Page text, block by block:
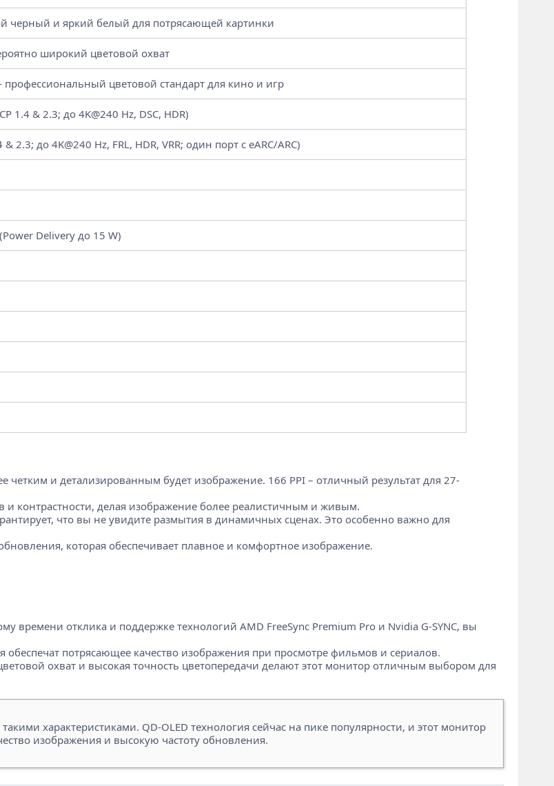
черный и яркий белый для потрясающей картинки
широкий цветовой охват
профессиональный цветовой стандарт для кино и игр
1.4 & 2.3; до 4K@240 Hz, DSC, HDR)
2.3; до 4K@240 Hz, FRL, HDR, VRR; один порт с eARC/ARC)
Delivery до 15 W)
четким и детализированным будет изображение. 166 PPI – отличный результат для 27-
и контрастности, делая изображение более реалистичным и живым.
что вы не увидите размытия в динамичных сценах. Это особенно важно для
которая обеспечивает плавное и комфортное изображение.
времени отклика и поддержке технологий AMD FreeSync Premium Pro и Nvidia G-SYNC, вы
обеспечат потрясающее качество изображения при просмотре фильмов и сериалов.
охват и высокая точность цветопередачи делают этот монитор отличным выбором для
характеристиками. QD-OLED технология сейчас на пике популярности, и этот монитор
изображения и высокую частоту обновления.